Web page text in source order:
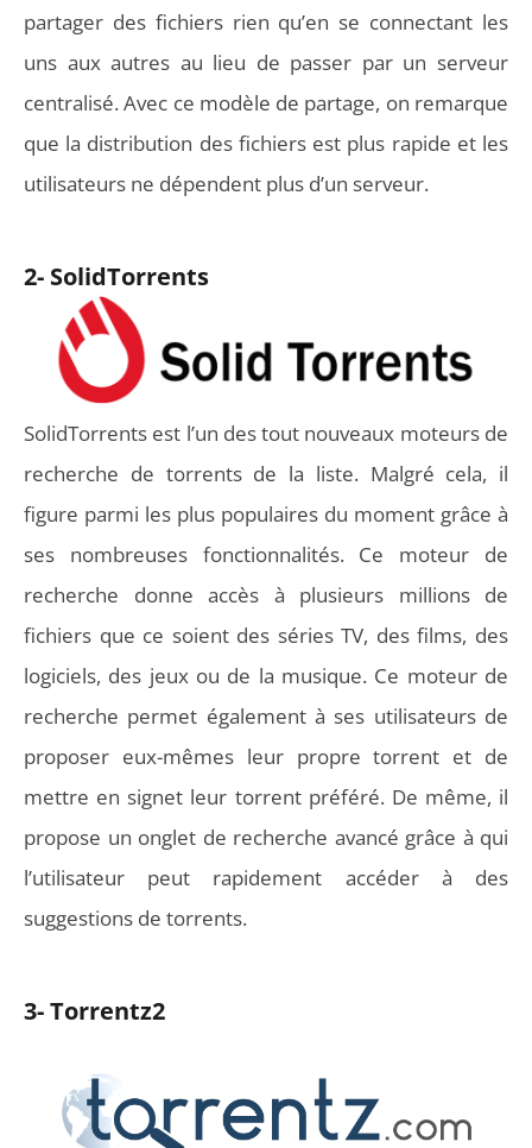
partager des fichiers rien qu’en se connectant les
uns aux autres au lieu de passer par un serveur
centralisé. Avec ce modèle de partage, on remarque
que la distribution des fichiers est plus rapide et les
utilisateurs ne dépendent plus d’un serveur.
2- SolidTorrents
SolidTorrents est l’un des tout nouveaux moteurs de
recherche de torrents de la liste. Malgré cela, il
figure parmi les plus populaires du moment grâce à
ses nombreuses fonctionnalités. Ce moteur de
recherche donne accès à plusieurs millions de
fichiers que ce soient des séries TV, des films, des
logiciels, des jeux ou de la musique. Ce moteur de
recherche permet également à ses utilisateurs de
proposer eux-mêmes leur propre torrent et de
mettre en signet leur torrent préféré. De même, il
propose un onglet de recherche avancé grâce à qui
l’utilisateur peut rapidement accéder à des
suggestions de torrents.
3- Torrentz2